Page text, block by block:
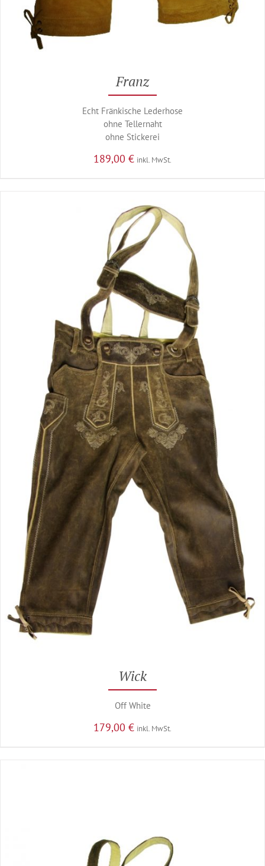
Franz
Echt Fränkische Lederhose
ohne Tellernaht
ohne Stickerei
189,00 € inkl. MwSt.
Wick
Off White
179,00 € inkl. MwSt.